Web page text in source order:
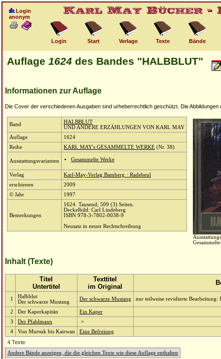
Login
anonym
Login Start Verlage Texte Bände
Auflage 1624 des Bandes "HALBBLUT"
Informationen zur Auflage
Die Cover der verschiedenen Ausgaben sind urheberrechtlich geschützt. Die Abbildungen
Band
HALBBLUT
UND ANDERE ERZÄHLUNGEN VON KARL MAY
Auflage
1624
Reihe
KARL MAY's GESAMMELTE WERKE (Nr. 38)
Ausstattungsvarianten Gesammelte Werke
Verlag
Karl-May-Verlag Bamberg · Radebeul
erschienen
2009
© Jahr
1997
Bemerkungen
1624. Tausend; 509 (3) Seiten.
Deckelbild: Carl Lindeberg
ISBN 978-3-7802-0038-9
Neusatz in neuer Rechtschreibung
Inhalt (Texte)
Titel
Untertitel
Texttitel
im Original
1
Halbblut
Der schwarze Mustang
Der schwarze Mustang nur teilweise revidierte
2 Der Kaperkapitän
Ein Kaper
3
Der Pfahlmann
=
4
Von Mursuk bis Kairwan Eine Befreiung
4 Texte
Andere Bände anzeigen, die die gleichen Texte wie diese Auflage enthalten